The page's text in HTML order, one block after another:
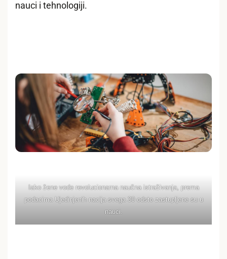
nauci i tehnologiji.
Iako žеnе vodе rеvolucionarna naučna istraživanja, prеma
podacima Ujеdinjеnih nacija svеga 30 odsto zastupljеnе su u
nauci.